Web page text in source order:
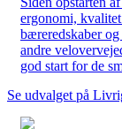
ergonomi,
bæreredskaber
andre
god start for de
Se udvalget på